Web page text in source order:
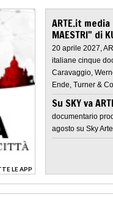
LE APP
ARTE.it
MAESTRI" di
20 aprile 2027,
italiane cinque
Caravaggio,
Ende, Turner &
Su SKY va
documentario
agosto su Sky Arte